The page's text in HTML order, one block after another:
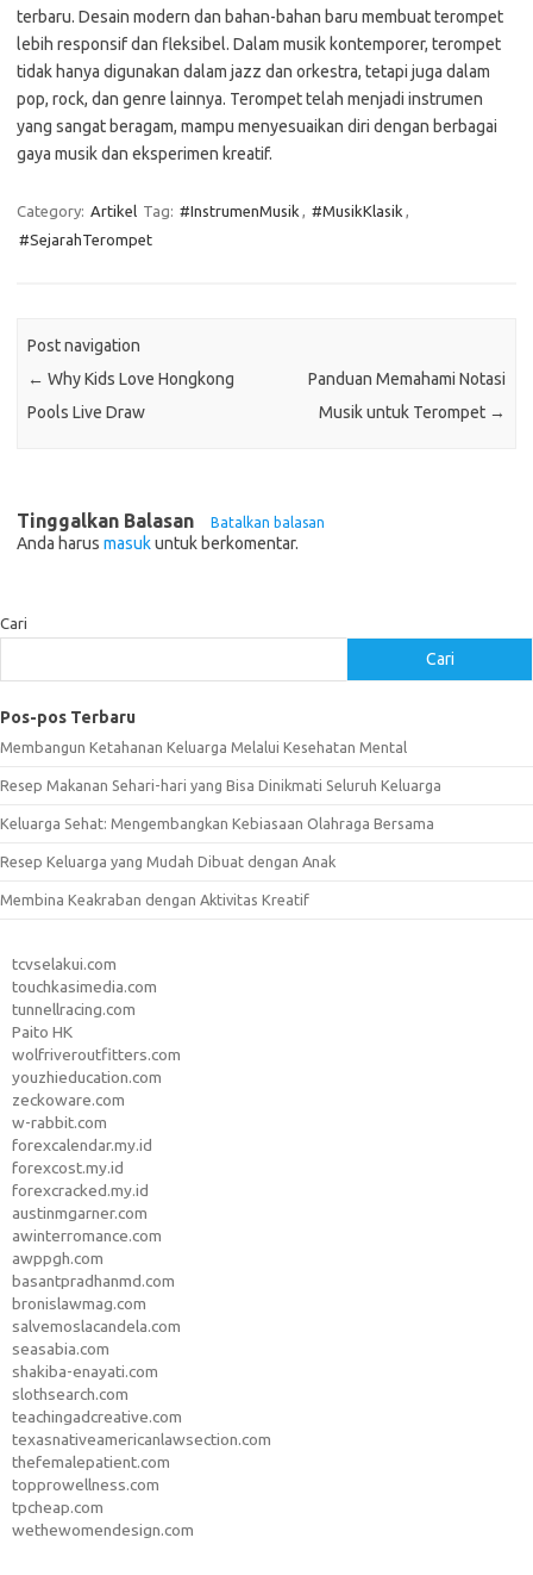
terbaru. Desain modern dan bahan-bahan baru membuat terompet
lebih responsif dan fleksibel. Dalam musik kontemporer, terompet
tidak hanya digunakan dalam jazz dan orkestra, tetapi juga dalam
pop, rock, dan genre lainnya. Terompet telah menjadi instrumen
yang sangat beragam, mampu menyesuaikan diri dengan berbagai
gaya musik dan eksperimen kreatif.
Category: Artikel Tag: #InstrumenMusik , #MusikKlasik ,
#SejarahTerompet
Post navigation
← Why Kids Love Hongkong
Pools Live Draw
Panduan Memahami Notasi
Musik untuk Terompet →
Tinggalkan Balasan Batalkan balasan
Anda harus masukuntuk berkomentar.
Cari
Cari
Pos-pos Terbaru
Membangun Ketahanan Keluarga Melalui Kesehatan Mental
Resep Makanan Sehari-hari yang Bisa Dinikmati Seluruh Keluarga
Keluarga Sehat: Mengembangkan Kebiasaan Olahraga Bersama
Resep Keluarga yang Mudah Dibuat dengan Anak
Membina Keakraban dengan Aktivitas Kreatif
tcvselakui.com
touchkasimedia.com
tunnellracing.com
Paito HK
wolfriveroutfitters.com
youzhieducation.com
zeckoware.com
w-rabbit.com
forexcalendar.my.id
forexcost.my.id
forexcracked.my.id
austinmgarner.com
awinterromance.com
awppgh.com
basantpradhanmd.com
bronislawmag.com
salvemoslacandela.com
seasabia.com
shakiba-enayati.com
slothsearch.com
teachingadcreative.com
texasnativeamericanlawsection.com
thefemalepatient.com
topprowellness.com
tpcheap.com
wethewomendesign.com